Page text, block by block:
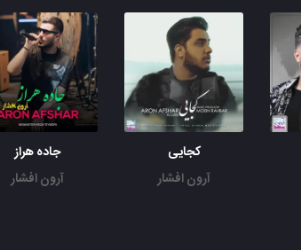
کجایی
آرون افشار
جاده هراز
آرون افشار